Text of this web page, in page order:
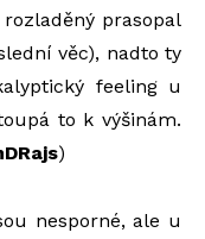
prasopal
věc), nadto ty
feeling u
to k výšinám.
)
nesporné, ale u